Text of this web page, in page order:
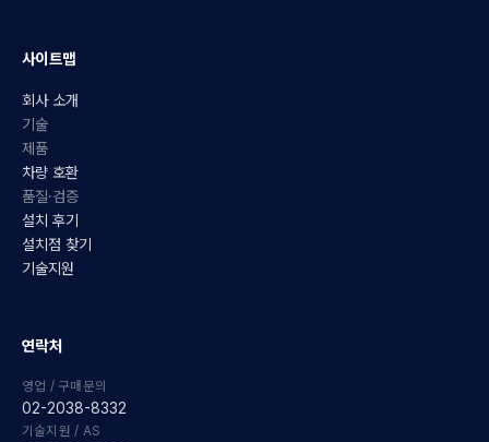
사이트맵
회사 소개
기술
제품
차량 호환
품질·검증
설치 후기
설치점 찾기
기술지원
연락처
영업 / 구매문의
02-2038-8332
기술지원 / AS